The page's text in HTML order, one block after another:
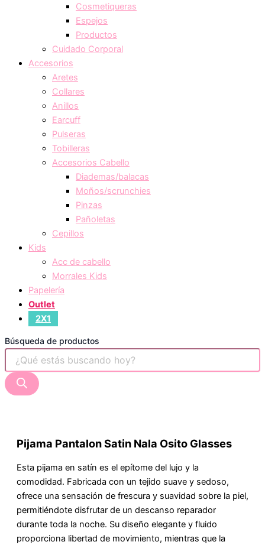
Cosmetiqueras
Espejos
Productos
Cuidado Corporal
Accesorios
Aretes
Collares
Anillos
Earcuff
Pulseras
Tobilleras
Accesorios Cabello
Diademas/balacas
Moños/scrunchies
Pinzas
Pañoletas
Cepillos
Kids
Acc de cabello
Morrales Kids
Papelería
Outlet
2X1
Búsqueda de productos
Pijama Pantalon Satin Nala Osito Glasses
Esta pijama en satín es el epítome del lujo y la
comodidad. Fabricada con un tejido suave y sedoso,
ofrece una sensación de frescura y suavidad sobre la piel,
permitiéndote disfrutar de un descanso reparador
durante toda la noche. Su diseño elegante y fluido
proporciona libertad de movimiento, mientras que la